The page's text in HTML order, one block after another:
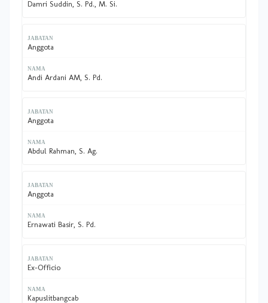
Damri Suddin, S. Pd., M. Si.
Anggota
Andi Ardani AM, S. Pd.
Anggota
Abdul Rahman, S. Ag.
Anggota
Ernawati Basir, S. Pd.
Ex-Officio
Kapuslitbangcab